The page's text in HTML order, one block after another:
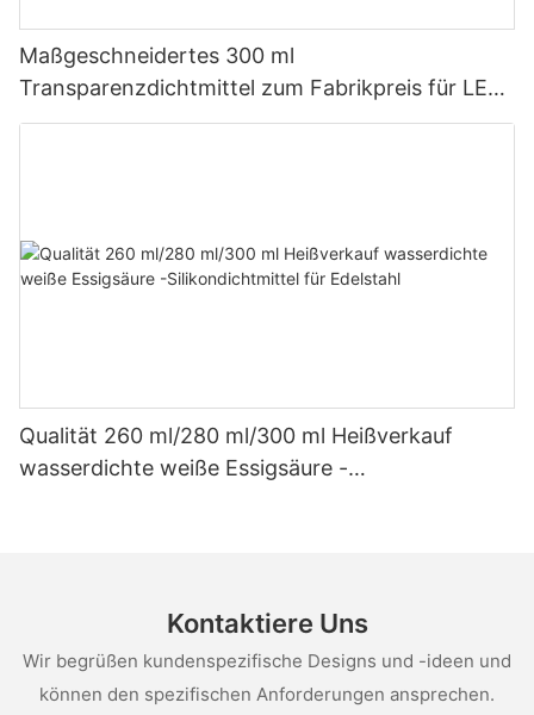
Maßgeschneidertes 300 ml
Transparenzdichtmittel zum Fabrikpreis für LED-
Dach- und Dachrinnen-Essigsilikondichtmittel
Qualität 260 ml/280 ml/300 ml Heißverkauf
wasserdichte weiße Essigsäure -
Kontaktiere Uns
Wir begrüßen kundenspezifische Designs und -ideen und
können den spezifischen Anforderungen ansprechen.